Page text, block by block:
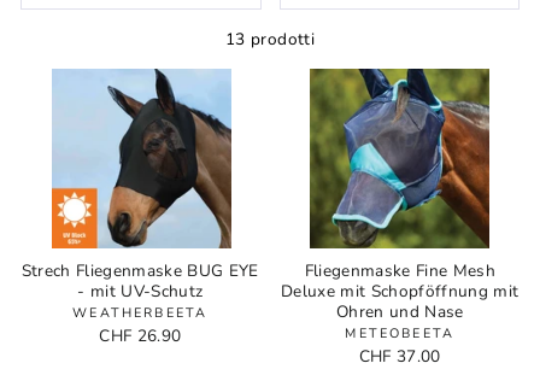
13 prodotti
Strech Fliegenmaske BUG EYE
- mit UV-Schutz
WEATHERBEETA
CHF 26.90
Fliegenmaske Fine Mesh
Deluxe mit Schopföffnung mit
Ohren und Nase
METEOBEETA
CHF 37.00